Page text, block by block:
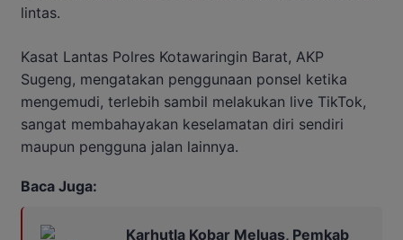
lintas.
Kasat Lantas Polres Kotawaringin Barat, AKP
Sugeng, mengatakan penggunaan ponsel ketika
mengemudi, terlebih sambil melakukan live TikTok,
sangat membahayakan keselamatan diri sendiri
maupun pengguna jalan lainnya.
Baca Juga:
Karhutla Kobar Meluas, Pemkab